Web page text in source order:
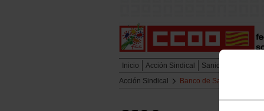
Inicio Acción Sindical Sanidad Pública
Acción Sindical
Banco de Sangre y Tejidos